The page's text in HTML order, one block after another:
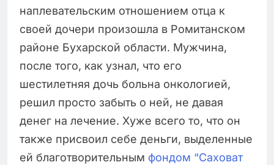
наплевательским отношением отца к
своей дочери произошла в Ромитанском
районе Бухарской области. Мужчина,
после того, как узнал, что его
шестилетняя дочь больна онкологией,
решил просто забыть о ней, не давая
денег на лечение. Хуже всего то, что он
также присвоил себе деньги, выделенные
ей благотворительным фондом “Саховат